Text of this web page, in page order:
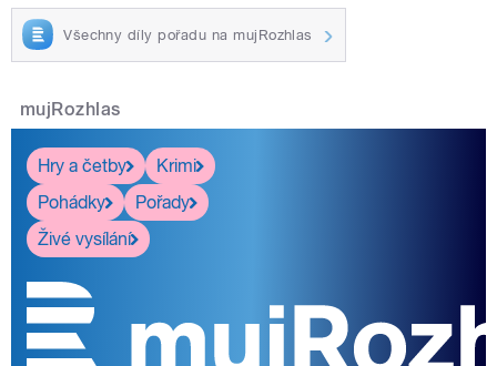
Všechny díly pořadu na mujRozhlas
mujRozhlas
Hry a četby
Krimi
Pohádky
Pořady
Živé vysílání